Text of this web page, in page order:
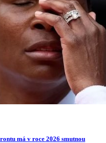
má v roce 2026 smutnou